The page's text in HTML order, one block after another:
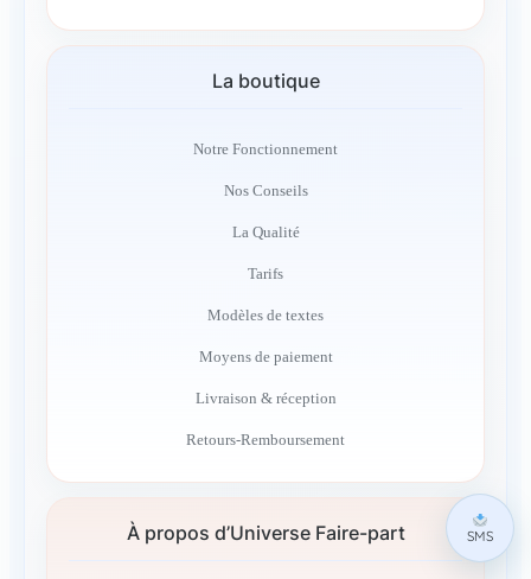
La boutique
Notre Fonctionnement
Nos Conseils
La Qualité
Tarifs
Modèles de textes
Moyens de paiement
Livraison & réception
Retours-Remboursement
À propos d’Universe Faire-part SMS